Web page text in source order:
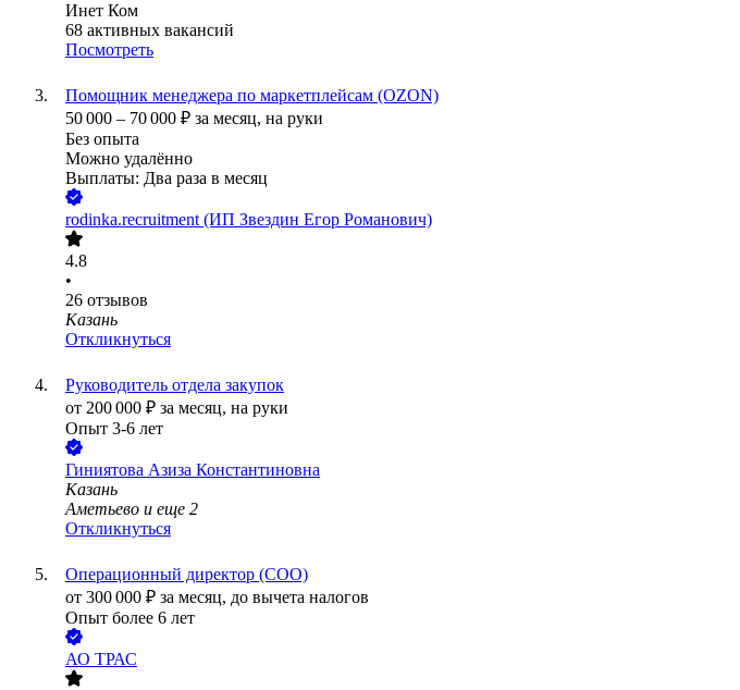
Инет Ком
68 активных вакансий
Посмотреть
Помощник менеджера по маркетплейсам (OZON)
50 000 – 70 000 ₽ за месяц, на руки
Без опыта
Можно удалённо
Выплаты: Два раза в месяц
rodinka.recruitment (ИП Звездин Егор Романович)
4.8
•
26 отзывов
Казань
Откликнуться
Руководитель отдела закупок
от 200 000 ₽ за месяц, на руки
Опыт 3-6 лет
Гиниятова Азиза Константиновна
Казань
Аметьево и еще 2
Откликнуться
Операционный директор (COO)
от 300 000 ₽ за месяц, до вычета налогов
Опыт более 6 лет
АО ТРАС